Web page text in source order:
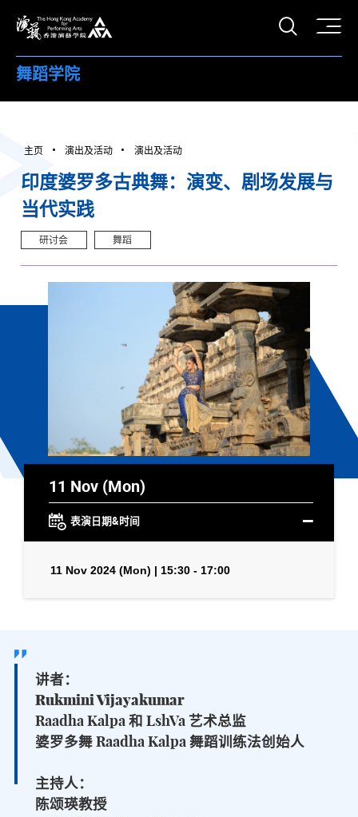
打开
舞蹈学院
主页 演出及活动 演出及活动
印度婆罗多古典舞：演变、剧场发展与
当代实践
研讨会 舞蹈
11 Nov (Mon)
表演日期&时间
11 Nov 2024 (Mon) | 15:30 - 17:00
讲者：
Rukmini Vijayakumar
Raadha Kalpa 和 LshVa 艺术总监
婆罗多舞 Raadha Kalpa 舞蹈训练法创始人
主持人：
陈颂瑛教授